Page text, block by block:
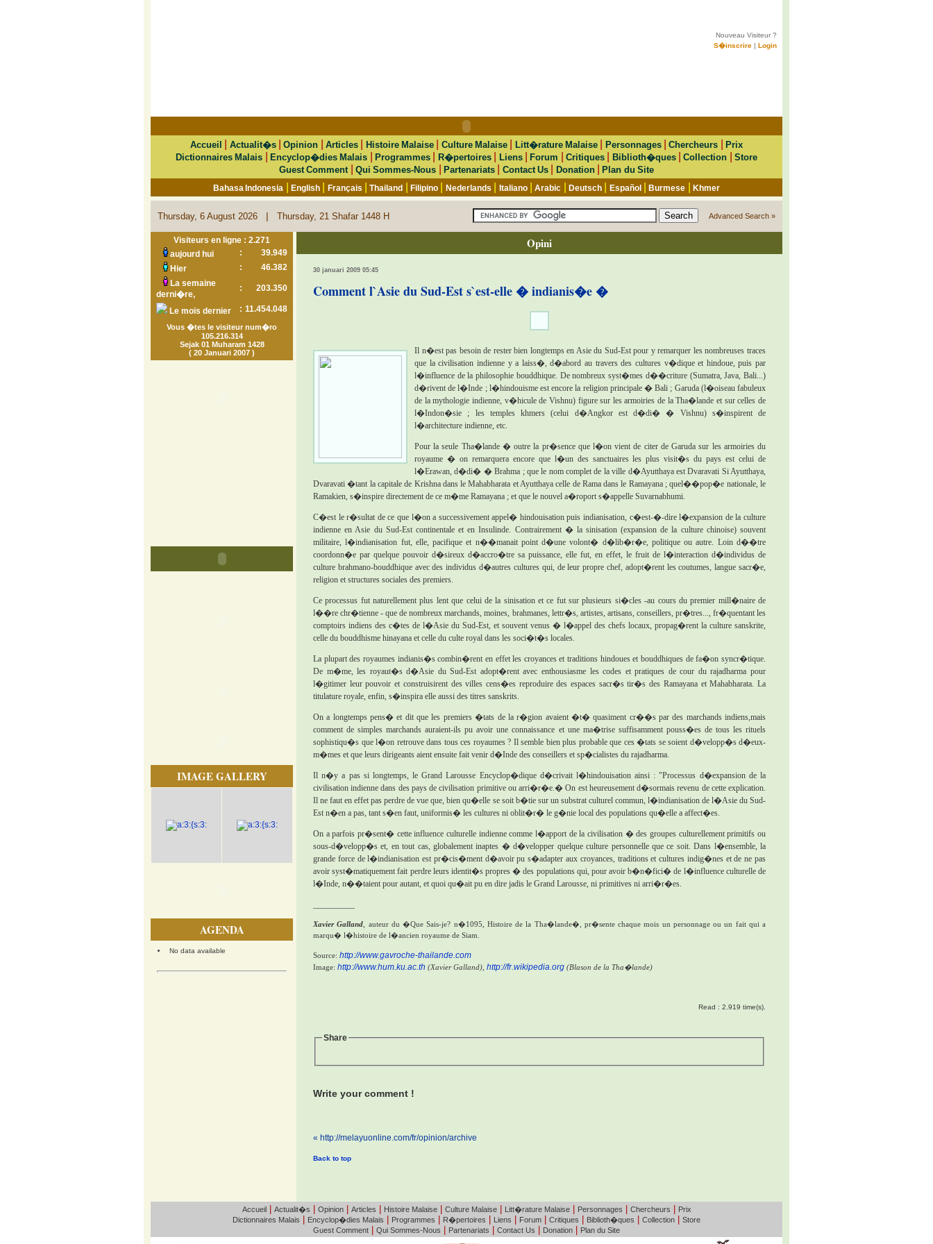
Nouveau Visiteur ?
S�inscrire | Login
Accueil Actualit�s|Opinion Articles| Histoire Malaise| Culture Malaise Litt�rature Malaise Personnages|Chercheurs |Prix
Dictionnaires Malais |Encyclop�dies Malais |Programmes R�pertoires| Liens|Forum Critiques| Biblioth�ques|Collection
Store
Guest Comment
Qui Sommes-Nous Partenariats Contact Us Donation|Plan du Site
Bahasa Indonesia |English Français |Thailand |Filipino Nederlands Italiano|Arabic Deutsch| Español|Burmese Khmer
Thursday, 6 August 2026 | Thursday, 21 Shafar 1448 H Advanced Search »
Visiteurs en ligne : 2.271
aujourd hui
:
39.949
Hier
:
46.382
La semaine
derni�re,
: 203.350
Le mois dernier : 11.454.048
Vous �tes le visiteur num�ro
105.216.314
Sejak 01 Muharam 1428
( 20 Januari 2007 )
IMAGE GALLERY
AGENDA
No data available
Opini
30 januari 2009 05:45
Comment l`Asie du Sud-Est s`est-elle � indianis�e �
Il n�est pas besoin de rester bien longtemps en Asie du Sud-Est pour y remarquer les nombreuses traces
que la civilisation indienne y a laiss�, d�abord au travers des cultures v�dique et hindoue, puis par
l�influence de la philosophie bouddhique. De nombreux syst�mes d��criture (Sumatra, Java, Bali...)
d�rivent de l�Inde ; l�hindouisme est encore la religion principale � Bali ; Garuda (l�oiseau fabuleux
de la mythologie indienne, v�hicule de Vishnu) figure sur les armoiries de la Tha�lande et sur celles de
l�Indon�sie ; les temples khmers (celui d�Angkor est d�di� � Vishnu) s�inspirent de
l�architecture indienne, etc.
Pour la seule Tha�lande � outre la pr�sence que l�on vient de citer de Garuda sur les armoiries du
royaume � on remarquera encore que l�un des sanctuaires les plus visit�s du pays est celui de
l�Erawan, d�di� � Brahma ; que le nom complet de la ville d�Ayutthaya est Dvaravati Si Ayutthaya,
Dvaravati �tant la capitale de Krishna dans le Mahabharata et Ayutthaya celle de Rama dans le Ramayana ; quel��pop�e nationale, le
Ramakien, s�inspire directement de ce m�me Ramayana ; et que le nouvel a�roport s�appelle Suvarnabhumi.
C�est le r�sultat de ce que l�on a successivement appel� hindouisation puis indianisation, c�est-�-dire l�expansion de la culture
indienne en Asie du Sud-Est continentale et en Insulinde. Contrairement � la sinisation (expansion de la culture chinoise) souvent
militaire, l�indianisation fut, elle, pacifique et n��manait point d�une volont� d�lib�r�e, politique ou autre. Loin d��tre
coordonn�e par quelque pouvoir d�sireux d�accro�tre sa puissance, elle fut, en effet, le fruit de l�interaction d�individus de
culture brahmano-bouddhique avec des individus d�autres cultures qui, de leur propre chef, adopt�rent les coutumes, langue sacr�e,
religion et structures sociales des premiers.
Ce processus fut naturellement plus lent que celui de la sinisation et ce fut sur plusieurs si�cles -au cours du premier mill�naire de
l��re chr�tienne - que de nombreux marchands, moines, brahmanes, lettr�s, artistes, artisans, conseillers, pr�tres..., fr�quentant les
comptoirs indiens des c�tes de l�Asie du Sud-Est, et souvent venus � l�appel des chefs locaux, propag�rent la culture sanskrite,
celle du bouddhisme hinayana et celle du culte royal dans les soci�t�s locales.
La plupart des royaumes indianis�s combin�rent en effet les croyances et traditions hindoues et bouddhiques de fa�on syncr�tique.
De m�me, les royaut�s d�Asie du Sud-Est adopt�rent avec enthousiasme les codes et pratiques de cour du rajadharma pour
l�gitimer leur pouvoir et construisirent des villes cens�es reproduire des espaces sacr�s tir�s des Ramayana et Mahabharata. La
titulature royale, enfin, s�inspira elle aussi des titres sanskrits.
On a longtemps pens� et dit que les premiers �tats de la r�gion avaient �t� quasiment cr��s par des marchands indiens,mais
comment de simples marchands auraient-ils pu avoir une connaissance et une ma�trise suffisamment pouss�es de tous les rituels
sophistiqu�s que l�on retrouve dans tous ces royaumes ? Il semble bien plus probable que ces �tats se soient d�velopp�s d�eux-
m�mes et que leurs dirigeants aient ensuite fait venir d�Inde des conseillers et sp�cialistes du rajadharma.
Il n�y a pas si longtemps, le Grand Larousse Encyclop�dique d�crivait l�hindouisation ainsi : "Processus d�expansion de la
civilisation indienne dans des pays de civilisation primitive ou arri�r�e.� On est heureusement d�sormais revenu de cette explication.
Il ne faut en effet pas perdre de vue que, bien qu�elle se soit b�tie sur un substrat culturel commun, l�indianisation de l�Asie du Sud-
Est n�en a pas, tant s�en faut, uniformis� les cultures ni oblit�r� le g�nie local des populations qu�elle a affect�es.
On a parfois pr�sent� cette influence culturelle indienne comme l�apport de la civilisation � des groupes culturellement primitifs ou
sous-d�velopp�s et, en tout cas, globalement inaptes � d�velopper quelque culture personnelle que ce soit. Dans l�ensemble, la
grande force de l�indianisation est pr�cis�ment d�avoir pu s�adapter aux croyances, traditions et cultures indig�nes et de ne pas
avoir syst�matiquement fait perdre leurs identit�s propres � des populations qui, pour avoir b�n�fici� de l�influence culturelle de
l�Inde, n��taient pour autant, et quoi qu�ait pu en dire jadis le Grand Larousse, ni primitives ni arri�r�es.
Xavier Galland , auteur du �Que Sais-je? n�1095, Histoire de la Tha�lande�, pr�sente chaque mois un personnage ou un fait qui a
marqu� l�histoire de l�ancien royaume de Siam.
Source: http://www.gavroche-thailande.com
Image: http://www.hum.ku.ac.th (Xavier Galland), http://fr.wikipedia.org (Blason de la Tha�lande)
Read : 2.919 time(s).
Share
Write your comment !
« http://melayuonline.com/fr/opinion/archive
Back to top
Accueil| Actualit�s Opinion| Articles Histoire Malaise| Culture Malaise| Litt�rature Malaise| Personnages Chercheurs
Prix
Dictionnaires Malais
Encyclop�dies Malais Programmes R�pertoires Liens Forum Critiques Biblioth�ques Collection
Store
Guest Comment
Qui Sommes-Nous Partenariats Contact Us Donation Plan du Site